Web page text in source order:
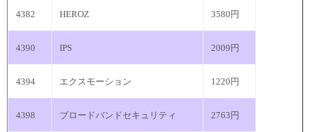
4382 HEROZ 3580円
4390 IPS 2009円
4394 エクスモーション 1220円
4398 ブロードバンドセキュリティ 2763円